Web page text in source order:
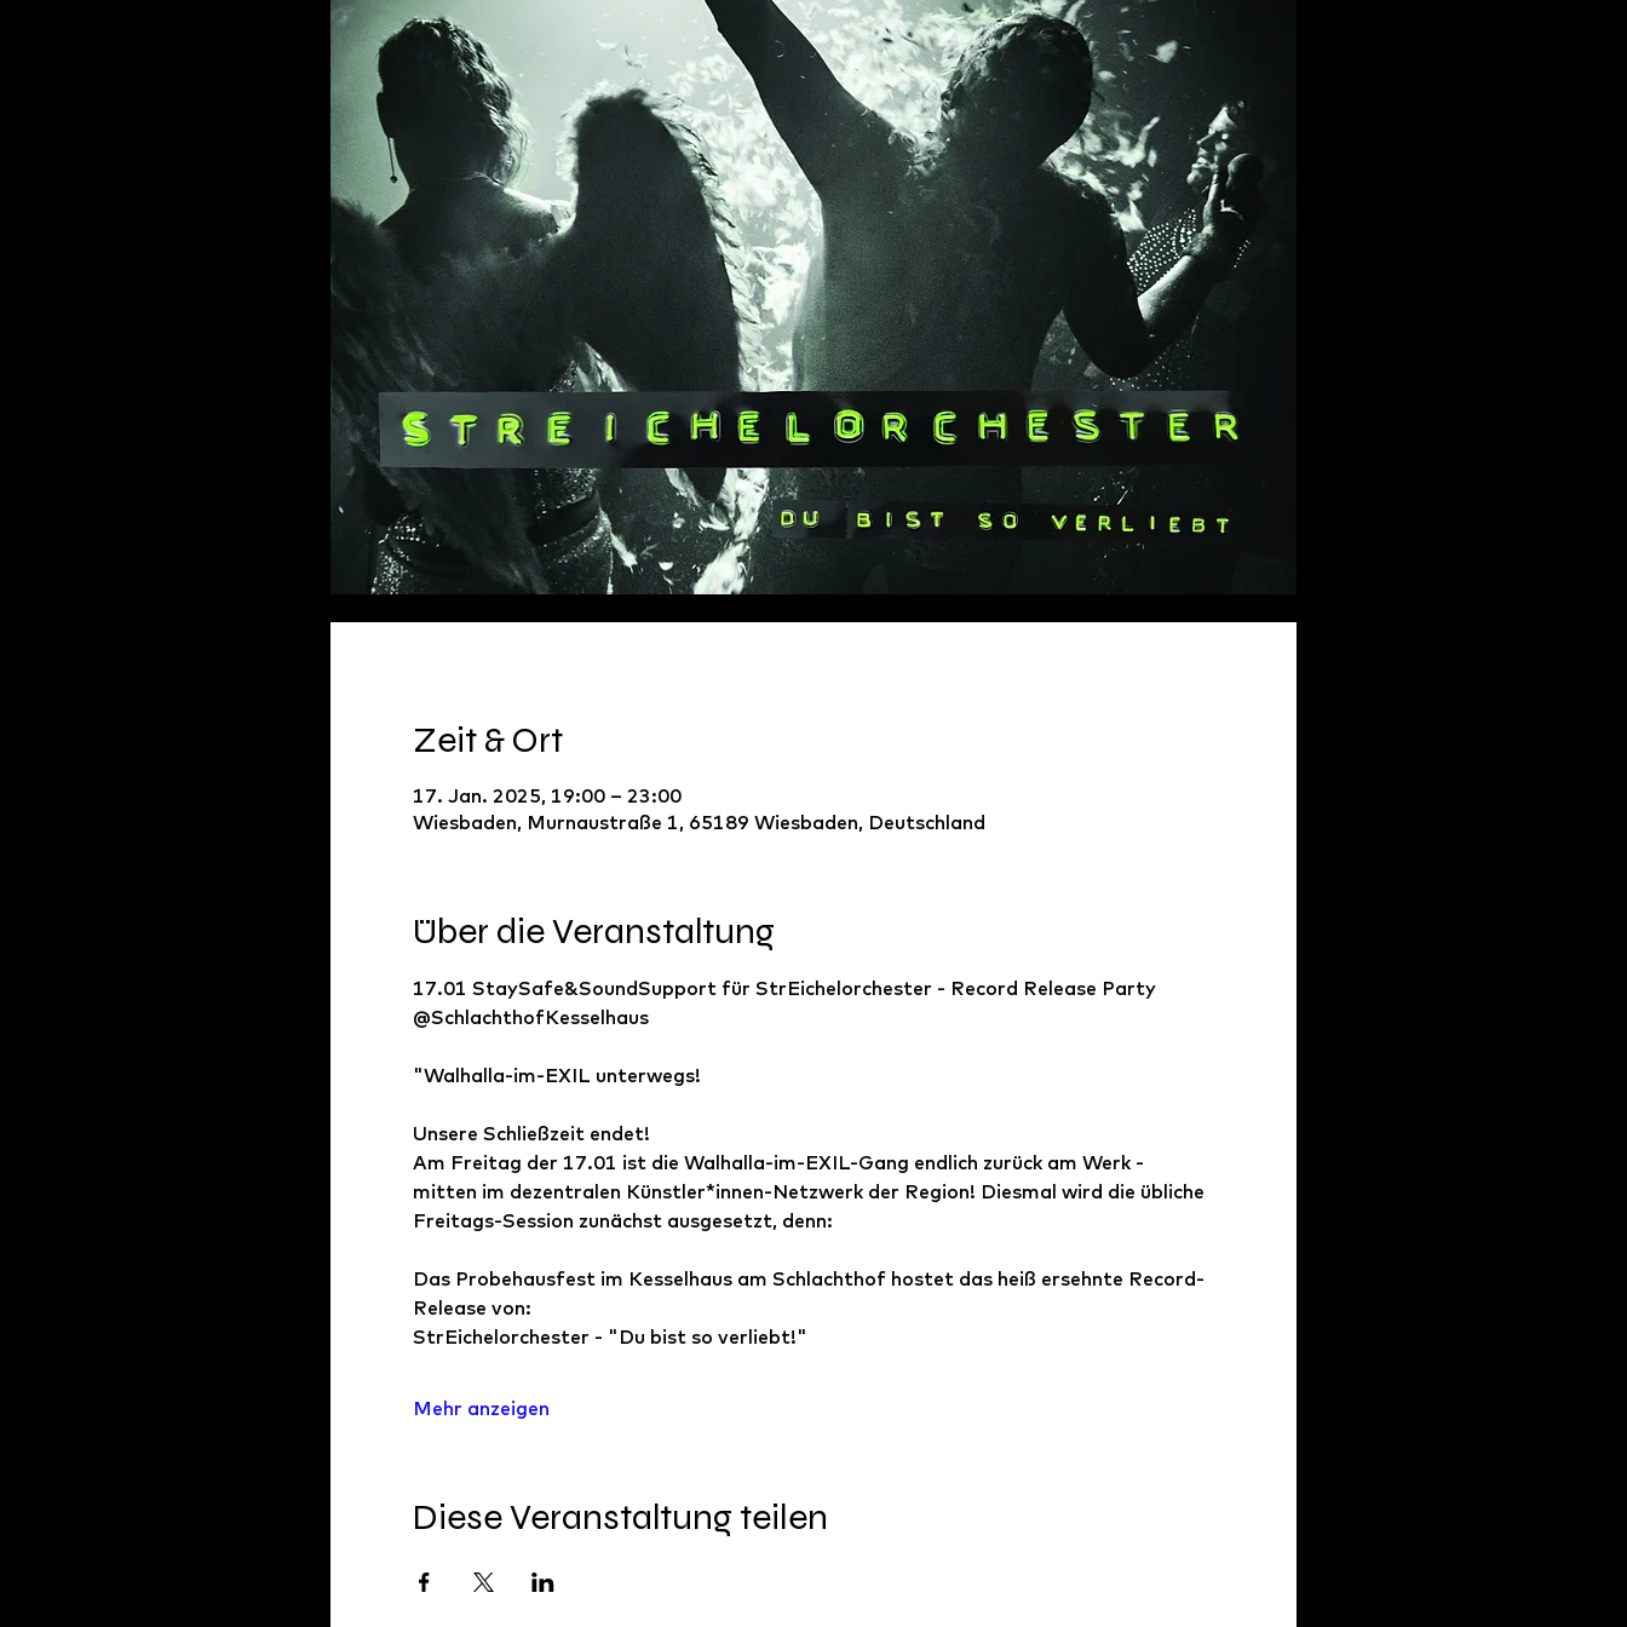
Zeit & Ort
17. Jan. 2025, 19:00 – 23:00
Wiesbaden, Murnaustraße 1, 65189 Wiesbaden, Deutschland
Über die Veranstaltung
17.01 StaySafe&SoundSupport für StrEichelorchester - Record Release Party
@SchlachthofKesselhaus
"Walhalla-im-EXIL unterwegs!
Unsere Schließzeit endet!
Am Freitag der 17.01 ist die Walhalla-im-EXIL-Gang endlich zurück am Werk -
mitten im dezentralen Künstler*innen-Netzwerk der Region! Diesmal wird die übliche
Freitags-Session zunächst ausgesetzt, denn:
Das Probehausfest im Kesselhaus am Schlachthof hostet das heiß ersehnte Record-
Release von:
StrEichelorchester - "Du bist so verliebt!"
Mehr anzeigen
Diese Veranstaltung teilen